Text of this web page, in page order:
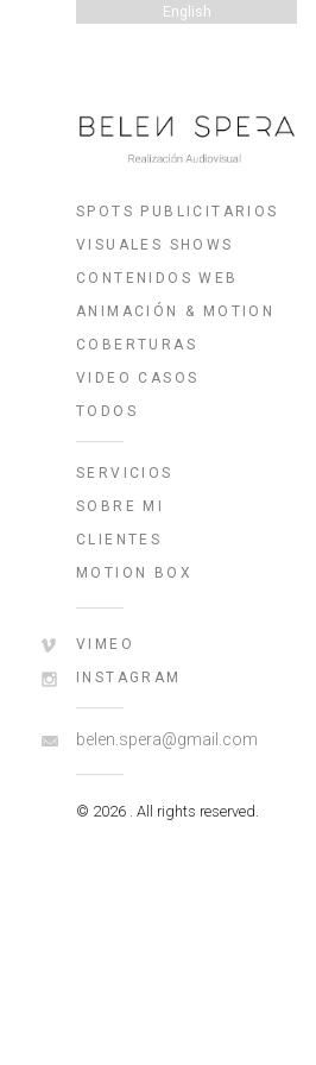
English
SPOTS PUBLICITARIOS
VISUALES SHOWS
CONTENIDOS WEB
ANIMACIÓN & MOTION
COBERTURAS
VIDEO CASOS
TODOS
SERVICIOS
SOBRE MI
CLIENTES
MOTION BOX
VIMEO
INSTAGRAM
belen.spera@gmail.com
© 2026 . All rights reserved.